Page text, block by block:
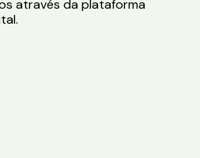
através da plataforma